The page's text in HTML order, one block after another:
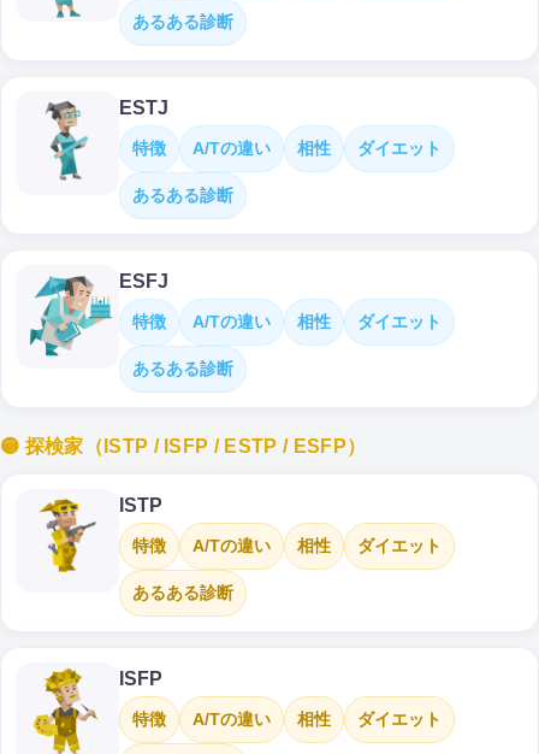
あるある診断
ESTJ
特徴 A/Tの違い 相性 ダイエット
あるある診断
ESFJ
特徴 A/Tの違い 相性 ダイエット
あるある診断
🟡 探検家（ISTP / ISFP / ESTP / ESFP）
ISTP
特徴 A/Tの違い 相性 ダイエット
あるある診断
ISFP
特徴 A/Tの違い 相性 ダイエット